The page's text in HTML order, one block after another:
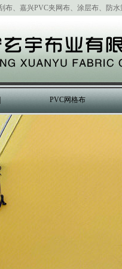
布、嘉兴PVC夹网布、涂层布、防
PVC网格布